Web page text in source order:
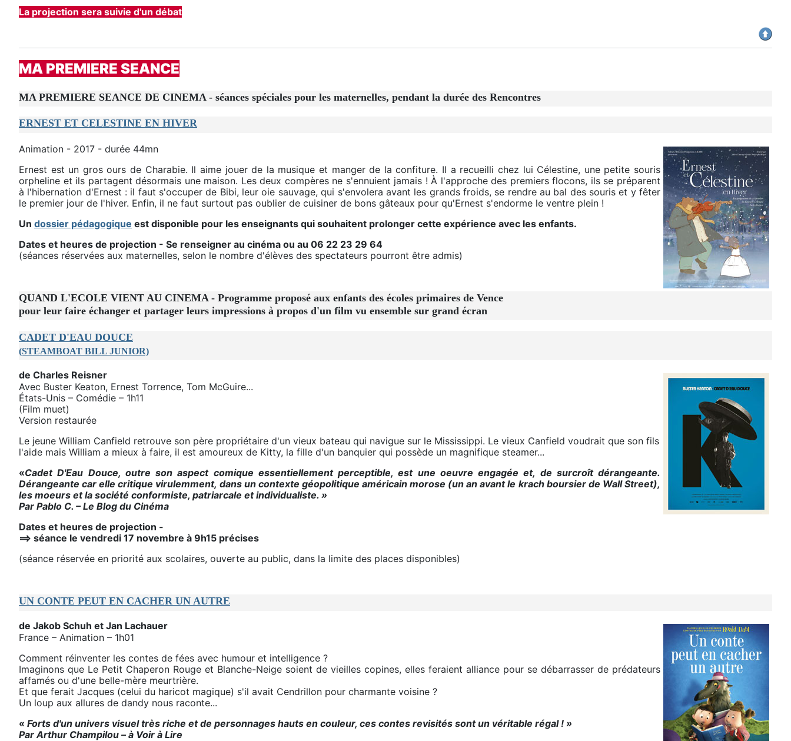
La projection sera suivie d'un débat
MA PREMIERE SEANCE
MA PREMIERE SEANCE DE CINEMA - séances spéciales pour les maternelles, pendant la durée des Rencontres
ERNEST ET CELESTINE EN HIVER
Animation - 2017 - durée 44mn
Ernest est un gros ours de Charabie. Il aime jouer de la musique et manger de la confiture. Il a recueilli chez lui Célestine, une petite souris
orpheline et ils partagent désormais une maison. Les deux compères ne s'ennuient jamais ! À l'approche des premiers flocons, ils se préparent
à l'hibernation d'Ernest : il faut s'occuper de Bibi, leur oie sauvage, qui s'envolera avant les grands froids, se rendre au bal des souris et y fêter
le premier jour de l'hiver. Enfin, il ne faut surtout pas oublier de cuisiner de bons gâteaux pour qu'Ernest s'endorme le ventre plein !
Un dossier pédagogique est disponible pour les enseignants qui souhaitent prolonger cette expérience avec les enfants.
Dates et heures de projection - Se renseigner au cinéma ou au 06 22 23 29 64
(séances réservées aux maternelles, selon le nombre d'élèves des spectateurs pourront être admis)
QUAND L'ECOLE VIENT AU CINEMA - Programme proposé aux enfants des écoles primaires de Vence
pour leur faire échanger et partager leurs impressions à propos d'un film vu ensemble sur grand écran
CADET D'EAU DOUCE
(STEAMBOAT BILL JUNIOR)
de Charles Reisner
Avec Buster Keaton, Ernest Torrence, Tom McGuire...
États-Unis – Comédie – 1h11
(Film muet)
Version restaurée
Le jeune William Canfield retrouve son père propriétaire d'un vieux bateau qui navigue sur le Mississippi. Le vieux Canfield voudrait que son fils
l'aide mais William a mieux à faire, il est amoureux de Kitty, la fille d'un banquier qui possède un magnifique steamer...
«Cadet D'Eau Douce, outre son aspect comique essentiellement perceptible, est une oeuvre engagée et, de surcroît dérangeante.
Dérangeante car elle critique virulemment, dans un contexte géopolitique américain morose (un an avant le krach boursier de Wall Street),
les moeurs et la société conformiste, patriarcale et individualiste. »
Par Pablo C. – Le Blog du Cinéma
Dates et heures de projection -
==> séance le vendredi 17 novembre à 9h15 précises
(séance réservée en priorité aux scolaires, ouverte au public, dans la limite des places disponibles)
UN CONTE PEUT EN CACHER UN AUTRE
de Jakob Schuh et Jan Lachauer
France – Animation – 1h01
Comment réinventer les contes de fées avec humour et intelligence ?
Imaginons que Le Petit Chaperon Rouge et Blanche-Neige soient de vieilles copines, elles feraient alliance pour se débarrasser de prédateurs
affamés ou d'une belle-mère meurtrière.
Et que ferait Jacques (celui du haricot magique) s'il avait Cendrillon pour charmante voisine ?
Un loup aux allures de dandy nous raconte...
« Forts d'un univers visuel très riche et de personnages hauts en couleur, ces contes revisités sont un véritable régal ! »
Par Arthur Champilou – à Voir à Lire